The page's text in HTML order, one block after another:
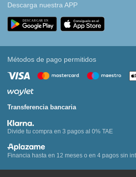
Descarga nuestra APP
Métodos de pago permitidos
Transferencia bancaria
Divide tu compra en 3 pagos al 0% TAE
Financia hasta en 12 meses o en 4 pagos sin